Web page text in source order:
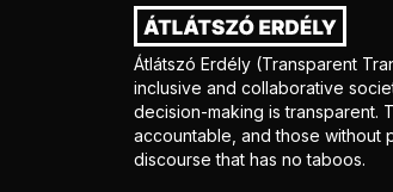
Átlátszó Erdély (Transparent
inclusive and collaborative
decision-making is transparent.
accountable, and those without
discourse that has no taboos.